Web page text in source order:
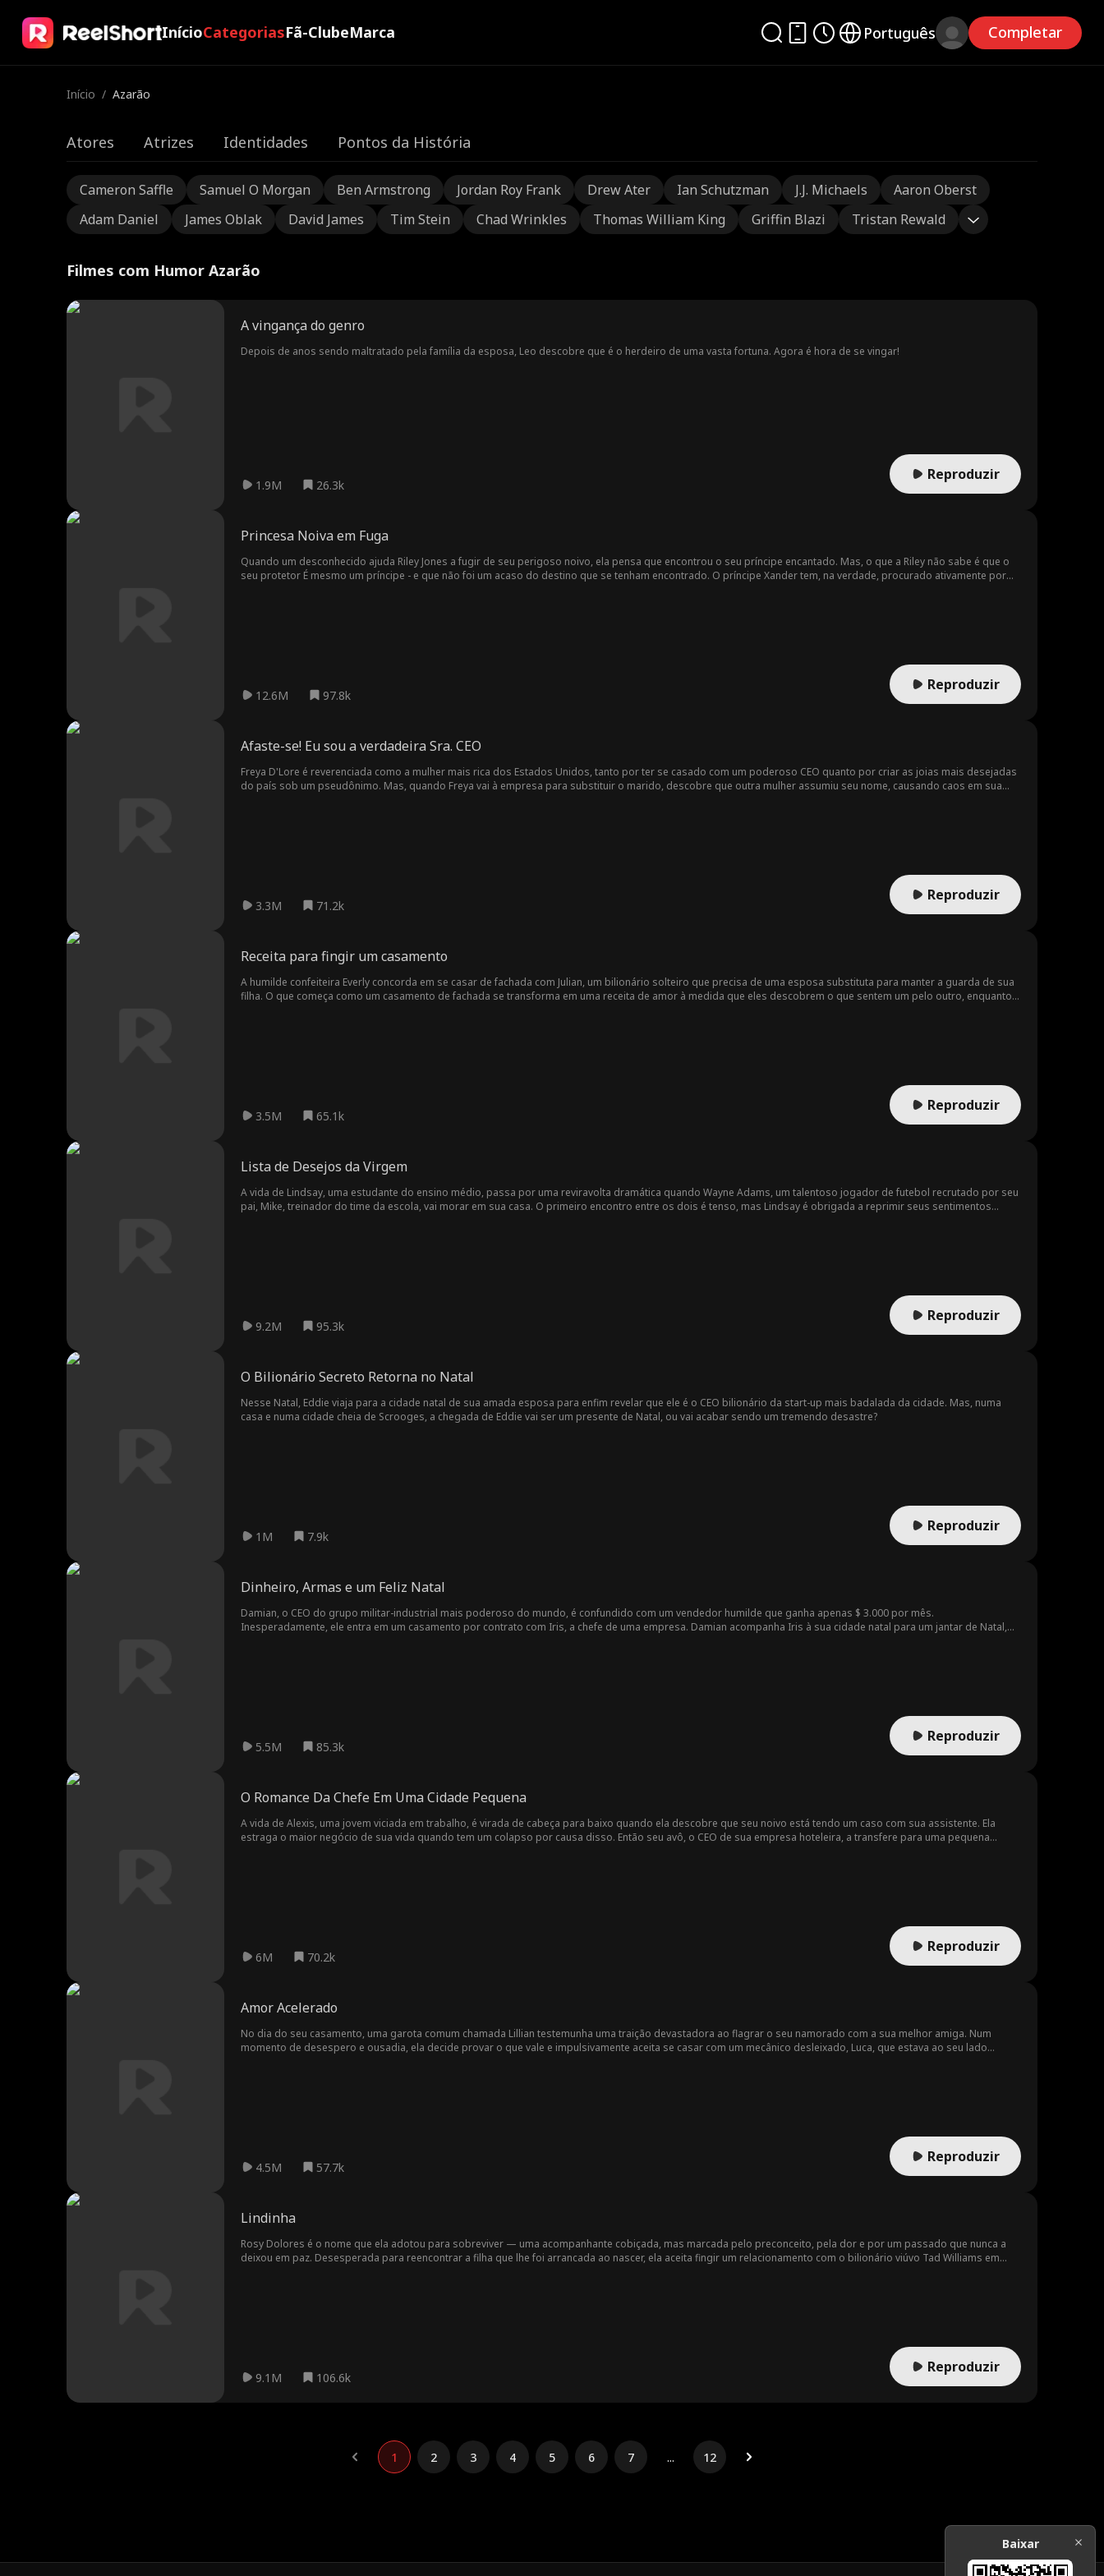
InícioCategoriasFã-ClubeMarca Português Completar
Início / Azarão
Atores Atrizes Identidades Pontos da História
Cameron Saffle Samuel O Morgan Ben Armstrong Jordan Roy Frank Drew Ater Ian Schutzman J.J. Michaels
Aaron Oberst
Adam Daniel
James Oblak David James Tim Stein Chad Wrinkles Thomas William King Griffin Blazi Tristan Rewald
Filmes com Humor Azarão
A vingança do genro
Depois de anos sendo maltratado pela família da esposa, Leo descobre que é o herdeiro de uma vasta fortuna. Agora é hora de se vingar!
1.9M 26.3k
Reproduzir
Princesa Noiva em Fuga
Quando um desconhecido ajuda Riley Jones a fugir de seu perigoso noivo, ela pensa que encontrou o seu príncipe encantado. Mas, o que a Riley não sabe é que o
seu protetor É mesmo um príncipe - e que não foi um acaso do destino que se tenham encontrado. O príncipe Xander tem, na verdade, procurado ativamente por
12.6M 97.8k
Reproduzir
Afaste-se! Eu sou a verdadeira Sra. CEO
Freya D'Lore é reverenciada como a mulher mais rica dos Estados Unidos, tanto por ter se casado com um poderoso CEO quanto por criar as joias mais desejadas
do país sob um pseudônimo. Mas, quando Freya vai à empresa para substituir o marido, descobre que outra mulher assumiu seu nome, causando caos em sua
3.3M 71.2k
Reproduzir
Receita para fingir um casamento
A humilde confeiteira Everly concorda em se casar de fachada com Julian, um bilionário solteiro que precisa de uma esposa substituta para manter a guarda de sua
filha. O que começa como um casamento de fachada se transforma em uma receita de amor à medida que eles descobrem o que sentem um pelo outro, enquanto
3.5M 65.1k
Reproduzir
Lista de Desejos da Virgem
A vida de Lindsay, uma estudante do ensino médio, passa por uma reviravolta dramática quando Wayne Adams, um talentoso jogador de futebol recrutado por seu
pai, Mike, treinador do time da escola, vai morar em sua casa. O primeiro encontro entre os dois é tenso, mas Lindsay é obrigada a reprimir seus sentimentos
9.2M 95.3k
Reproduzir
O Bilionário Secreto Retorna no Natal
Nesse Natal, Eddie viaja para a cidade natal de sua amada esposa para enfim revelar que ele é o CEO bilionário da start-up mais badalada da cidade. Mas, numa
casa e numa cidade cheia de Scrooges, a chegada de Eddie vai ser um presente de Natal, ou vai acabar sendo um tremendo desastre?
1M 7.9k
Reproduzir
Dinheiro, Armas e um Feliz Natal
Damian, o CEO do grupo militar-industrial mais poderoso do mundo, é confundido com um vendedor humilde que ganha apenas $ 3.000 por mês.
Inesperadamente, ele entra em um casamento por contrato com Iris, a chefe de uma empresa. Damian acompanha Iris à sua cidade natal para um jantar de Natal,
5.5M 85.3k
Reproduzir
O Romance Da Chefe Em Uma Cidade Pequena
A vida de Alexis, uma jovem viciada em trabalho, é virada de cabeça para baixo quando ela descobre que seu noivo está tendo um caso com sua assistente. Ela
estraga o maior negócio de sua vida quando tem um colapso por causa disso. Então seu avô, o CEO de sua empresa hoteleira, a transfere para uma pequena
6M 70.2k
Reproduzir
Amor Acelerado
No dia do seu casamento, uma garota comum chamada Lillian testemunha uma traição devastadora ao flagrar o seu namorado com a sua melhor amiga. Num
momento de desespero e ousadia, ela decide provar o que vale e impulsivamente aceita se casar com um mecânico desleixado, Luca, que estava ao seu lado
4.5M 57.7k
Reproduzir
Lindinha
Rosy Dolores é o nome que ela adotou para sobreviver — uma acompanhante cobiçada, mas marcada pelo preconceito, pela dor e por um passado que nunca a
deixou em paz. Desesperada para reencontrar a filha que lhe foi arrancada ao nascer, ela aceita fingir um relacionamento com o bilionário viúvo Tad Williams em
9.1M 106.6k
Reproduzir
1 2 3 4 5 6 7 ... 12
Baixar